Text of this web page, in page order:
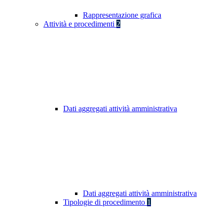
Rappresentazione grafica
Attività e procedimenti 2
Dati aggregati attività amministrativa
Dati aggregati attività amministrativa
Tipologie di procedimento 1